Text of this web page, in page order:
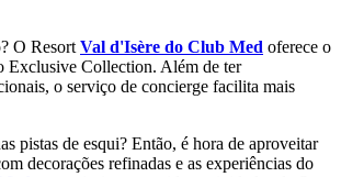
O Resort Val d'Isère do Club Med oferece o
Exclusive Collection. Além de ter
o serviço de concierge facilita mais
pistas de esqui? Então, é hora de aproveitar
decorações refinadas e as experiências do